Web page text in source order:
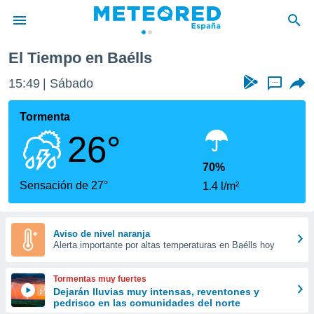
de
por
se
calidad.
a este
las
y
forma
digital
basada
El Tiempo en Baélls
15:49 Sábado ...
Tormenta
26°
Sensación de 27°
70%
1.4 l/m²
Aviso de nivel naranja
Alerta importante por altas temperaturas en Baélls hoy
Tormentas muy fuertes
Dejarán lluvias muy intensas, reventones y
pedrisco en las comunidades del norte